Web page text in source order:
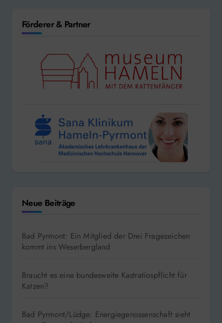
Förderer & Partner
Neue Beiträge
Bad Pyrmont: Ein Mitglied der Drei Fragezeichen
kommt ins Weserbergland
Braucht es eine bundesweite Kastratiospflicht für
Katzen?
Bad Pyrmont/Lüdge: Energiegenossenschaft sieht